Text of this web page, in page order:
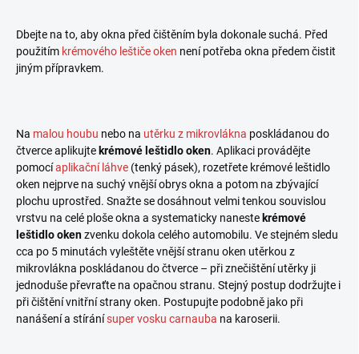
Dbejte na to, aby okna před čištěním byla dokonale suchá. Před
použitím krémového leštiče oken není potřeba okna předem čistit
jiným přípravkem.
Na malou houbu nebo na utěrku z mikrovlákna poskládanou do
čtverce aplikujte krémové leštidlo oken. Aplikaci provádějte
pomocíaplikační láhve (tenký pásek), rozetřete krémové leštidlo
oken nejprve na suchý vnější obrys okna a potom na zbývající
plochu uprostřed. Snažte se dosáhnout velmi tenkou souvislou
vrstvu na celé ploše okna a systematicky naneste krémové
leštidlo okenzvenku dokola celého automobilu. Ve stejném sledu
cca po 5 minutách vyleštěte vnější stranu oken utěrkou z
mikrovlákna poskládanou do čtverce – při znečištění utěrky ji
jednoduše převraťte na opačnou stranu. Stejný postup dodržujte i
při čištění vnitřní strany oken. Postupujte podobně jako při
nanášení a stíránísuper vosku carnauba na karoserii.